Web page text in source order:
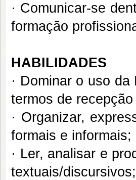
· Comunicar-se
formação
HABILIDADES
· Dominar o uso
termos de
· Organizar,
formais e informais;
· Ler, analisar e
textuais/discursivos;